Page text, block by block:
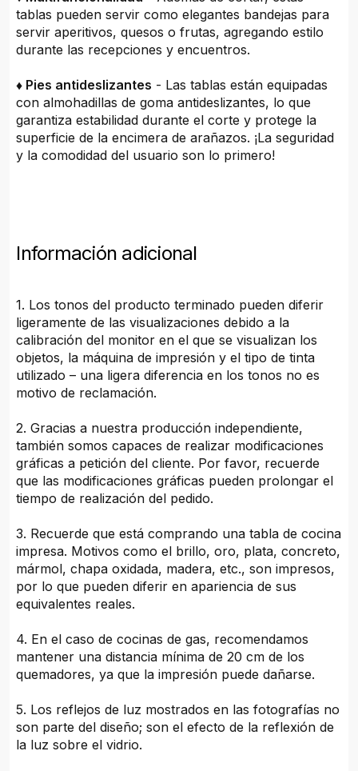
tablas pueden servir como elegantes bandejas para
servir aperitivos, quesos o frutas, agregando estilo
durante las recepciones y encuentros.
♦ Pies antideslizantes - Las tablas están equipadas
con almohadillas de goma antideslizantes, lo que
garantiza estabilidad durante el corte y protege la
superficie de la encimera de arañazos. ¡La seguridad
y la comodidad del usuario son lo primero!
Información adicional
1. Los tonos del producto terminado pueden diferir
ligeramente de las visualizaciones debido a la
calibración del monitor en el que se visualizan los
objetos, la máquina de impresión y el tipo de tinta
utilizado – una ligera diferencia en los tonos no es
motivo de reclamación.
2. Gracias a nuestra producción independiente,
también somos capaces de realizar modificaciones
gráficas a petición del cliente. Por favor, recuerde
que las modificaciones gráficas pueden prolongar el
tiempo de realización del pedido.
3. Recuerde que está comprando una tabla de cocina
impresa. Motivos como el brillo, oro, plata, concreto,
mármol, chapa oxidada, madera, etc., son impresos,
por lo que pueden diferir en apariencia de sus
equivalentes reales.
4. En el caso de cocinas de gas, recomendamos
mantener una distancia mínima de 20 cm de los
quemadores, ya que la impresión puede dañarse.
5. Los reflejos de luz mostrados en las fotografías no
son parte del diseño; son el efecto de la reflexión de
la luz sobre el vidrio.